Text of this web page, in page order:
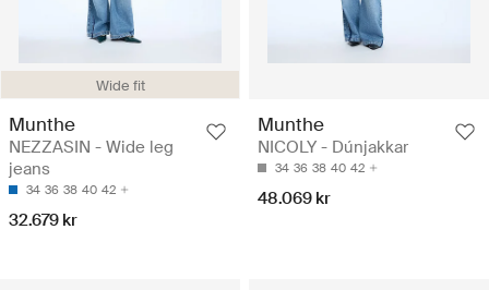
Wide fit
Munthe
NEZZASIN - Wide leg
jeans
34 36 38 40 42
32.679 kr
Munthe
NICOLY - Dúnjakkar
34 36 38 40 42
48.069 kr